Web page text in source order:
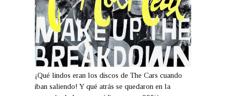
¡Qué lindos eran los discos de The Cars cuando
iban saliendo! Y qué atrás se quedaron en la